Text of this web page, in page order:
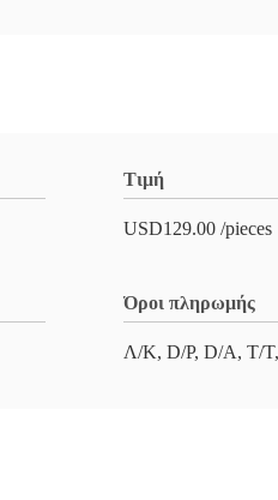
Τιμή
USD129.00 /pieces
Όροι πληρωμής
Λ/Κ, D/P, D/A, T/